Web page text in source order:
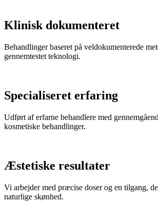
Klinisk dokumenteret
Behandlinger baseret på veldokumenterede
gennemtestet teknologi.
Specialiseret erfaring
Udført af erfarne behandlere med
kosmetiske behandlinger.
Æstetiske resultater
Vi arbejder med præcise doser og en tilgang,
naturlige skønhed.